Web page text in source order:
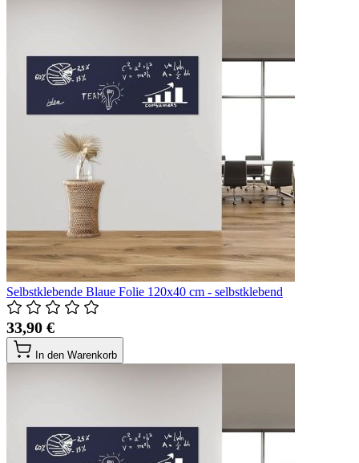
Selbstklebende Blaue Folie 120x40 cm - selbstklebend
33,90 €
In den Warenkorb